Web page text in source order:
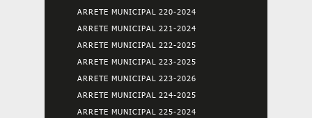
ARRETE MUNICIPAL 220-2024
ARRETE MUNICIPAL 221-2024
ARRETE MUNICIPAL 222-2025
ARRETE MUNICIPAL 223-2025
ARRETE MUNICIPAL 223-2026
ARRETE MUNICIPAL 224-2025
ARRETE MUNICIPAL 225-2024